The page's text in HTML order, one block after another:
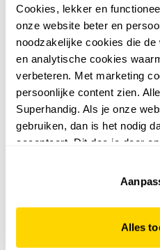
Cookies, lekker en
onze website beter en
noodzakelijke cookies die
en analytische cookies
verbeteren. Met marketing
persoonlijke content zien.
Superhandig. Als je onze
gebruiken, dan is het nodig
accepteert. Dit doe je door
website niet optimaal
Alles